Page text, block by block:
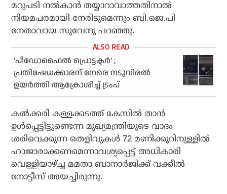
മറുപടി നല്‍കാന്‍ തയ്യാറാവാത്തതിനാല്‍
നിയമപരമായി നേരിടുമെന്നും ബി.ജെ.പി
നേതാവായ സുവേന്ദു പറഞ്ഞു.
‘പീഡോഫൈല്‍ പ്രൊട്ടക്ടര്‍’ ;
പ്രതിഷേധക്കാരന് നേരെ നടുവിരല്‍
ഉയര്‍ത്തി ആക്രോശിച്ച് ട്രംപ്
കല്‍ക്കരി കള്ളക്കടത്ത് കേസില്‍ താന്‍
ഉള്‍പ്പെട്ടിട്ടുണ്ടെന്ന മുഖ്യമന്ത്രിയുടെ വാദം
ശരിവെക്കുന്ന തെളിവുകള്‍ 72 മണിക്കൂറിനുള്ളില്‍
ഹാജാരാക്കണമെന്നാവശ്യപ്പെട്ട് അധികാരി
വെള്ളിയാഴ്ച്ച മമതാ ബാനാര്‍ജിക്ക് വക്കീല്‍
നോട്ടീസ് അയച്ചിരുന്നു.